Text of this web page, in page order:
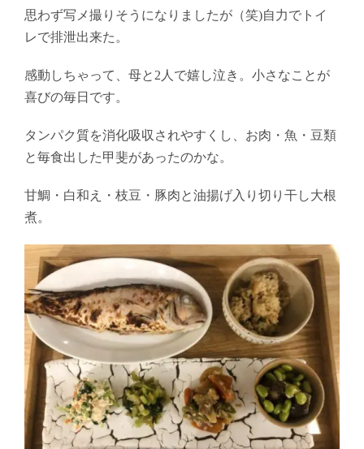
思わず写メ撮りそうになりましたが（笑)自力でトイ
レで排泄出来た。
感動しちゃって、母と2人で嬉し泣き。小さなことが
喜びの毎日です。
タンパク質を消化吸収されやすくし、お肉・魚・豆類
と毎食出した甲斐があったのかな。
甘鯛・白和え・枝豆・豚肉と油揚げ入り切り干し大根
煮。